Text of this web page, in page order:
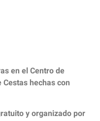
en el Centro de
hechas con
y organizado por